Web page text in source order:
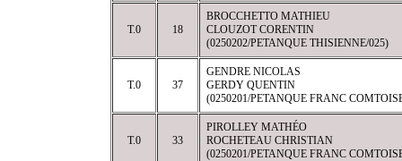
T.0 18
BROCCHETTO MATHIEU
CLOUZOT CORENTIN
(0250202/PETANQUE THISIENNE/025)
T.0 37
GENDRE NICOLAS
GERDY QUENTIN
(0250201/PETANQUE FRANC
T.0 33
PIROLLEY MATHÉO
ROCHETEAU CHRISTIAN
(0250201/PETANQUE FRANC